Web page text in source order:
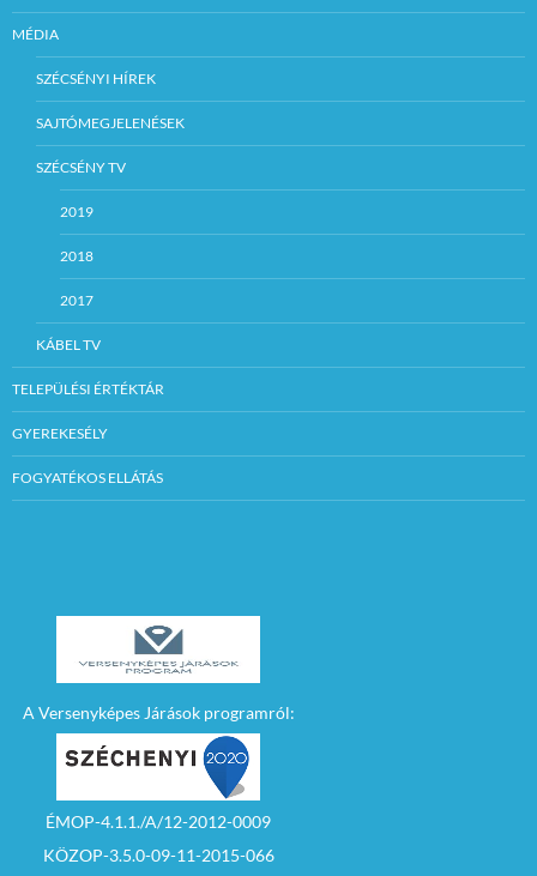
MÉDIA
SZÉCSÉNYI HÍREK
SAJTÓMEGJELENÉSEK
SZÉCSÉNY TV
2019
2018
2017
KÁBEL TV
TELEPÜLÉSI ÉRTÉKTÁR
GYEREKESÉLY
FOGYATÉKOS ELLÁTÁS
A Versenyképes Járások programról:
ÉMOP-4.1.1./A/12-2012-0009
KÖZOP-3.5.0-09-11-2015-066